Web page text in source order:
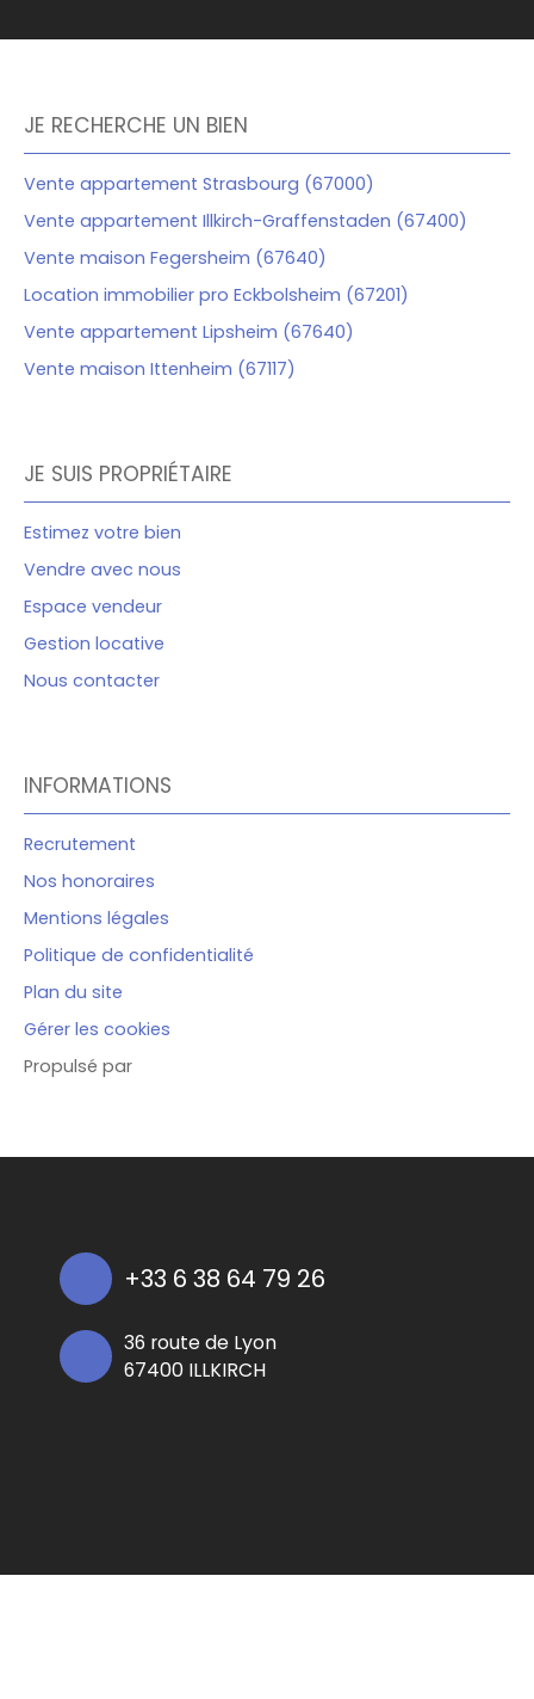
JE RECHERCHE UN BIEN
Vente appartement Strasbourg (67000)
Vente appartement Illkirch-Graffenstaden (67400)
Vente maison Fegersheim (67640)
Location immobilier pro Eckbolsheim (67201)
Vente appartement Lipsheim (67640)
Vente maison Ittenheim (67117)
JE SUIS PROPRIÉTAIRE
Estimez votre bien
Vendre avec nous
Espace vendeur
Gestion locative
Nous contacter
INFORMATIONS
Recrutement
Nos honoraires
Mentions légales
Politique de confidentialité
Plan du site
Gérer les cookies
Propulsé par
+33 6 38 64 79 26
36 route de Lyon
67400 ILLKIRCH